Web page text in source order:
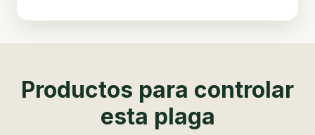
Productos para controlar
esta plaga